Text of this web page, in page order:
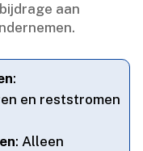
aan
:
en reststromen
: Alleen